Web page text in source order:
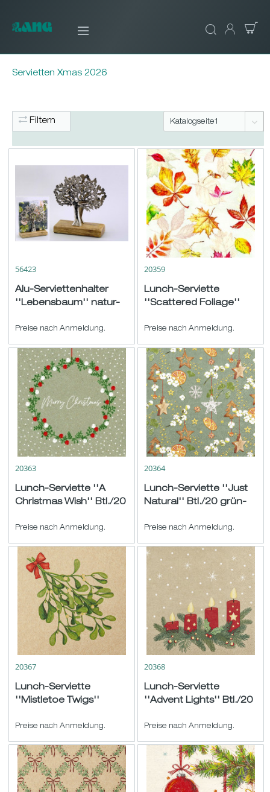
Servietten Xmas 2026
Filtern
56423
Alu-Serviettenhalter
''Lebensbaum'' natur-
Preise nach Anmeldung.
20359
Lunch-Serviette
''Scattered Foliage''
33x33cm
Preise nach Anmeldung.
20363
Lunch-Serviette ''A
Christmas Wish'' Btl./20
Preise nach Anmeldung.
20364
Lunch-Serviette ''Just
Natural'' Btl./20 grün-
Preise nach Anmeldung.
20367
Lunch-Serviette
''Mistletoe Twigs''
33x33cm
Preise nach Anmeldung.
20368
Lunch-Serviette
''Advent Lights'' Btl./20
33x33cm
Preise nach Anmeldung.